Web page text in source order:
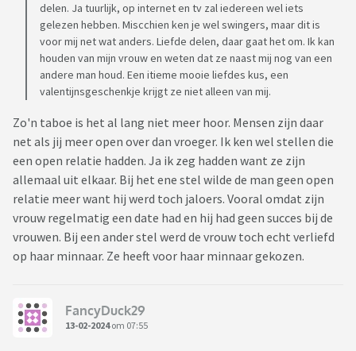
delen. Ja tuurlijk, op internet en tv zal iedereen wel iets
gelezen hebben. Miscchien ken je wel swingers, maar dit is
voor mij net wat anders. Liefde delen, daar gaat het om. Ik kan
houden van mijn vrouw en weten dat ze naast mij nog van een
andere man houd. Een itieme mooie liefdes kus, een
valentijnsgeschenkje krijgt ze niet alleen van mij.
Zo'n taboe is het al lang niet meer hoor. Mensen zijn daar
net als jij meer open over dan vroeger. Ik ken wel stellen die
een open relatie hadden. Ja ik zeg hadden want ze zijn
allemaal uit elkaar. Bij het ene stel wilde de man geen open
relatie meer want hij werd toch jaloers. Vooral omdat zijn
vrouw regelmatig een date had en hij had geen succes bij de
vrouwen. Bij een ander stel werd de vrouw toch echt verliefd
op haar minnaar. Ze heeft voor haar minnaar gekozen.
FancyDuck29
13-02-2024om 07:55